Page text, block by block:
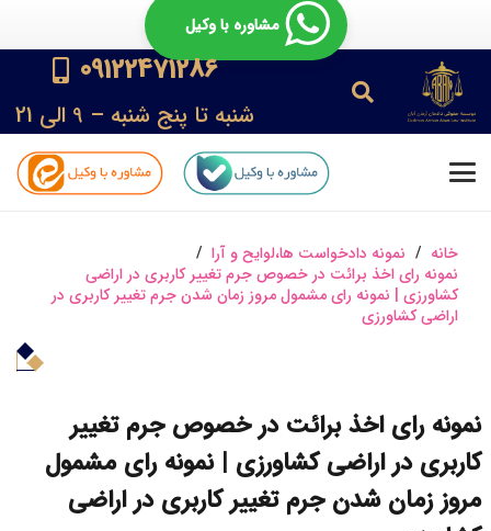
مشاوره با وکیل
09122471286
شنبه تا پنج شنبه – 9 الی 21
خانه / نمونه دادخواست ها،لوایح و آرا /
نمونه رای اخذ برائت در خصوص جرم تغییر کاربری در اراضی
کشاورزی | نمونه رای مشمول مروز زمان شدن جرم تغییر کاربری در
اراضی کشاورزی
نمونه رای اخذ برائت در خصوص جرم تغییر
کاربری در اراضی کشاورزی | نمونه رای مشمول
مروز زمان شدن جرم تغییر کاربری در اراضی